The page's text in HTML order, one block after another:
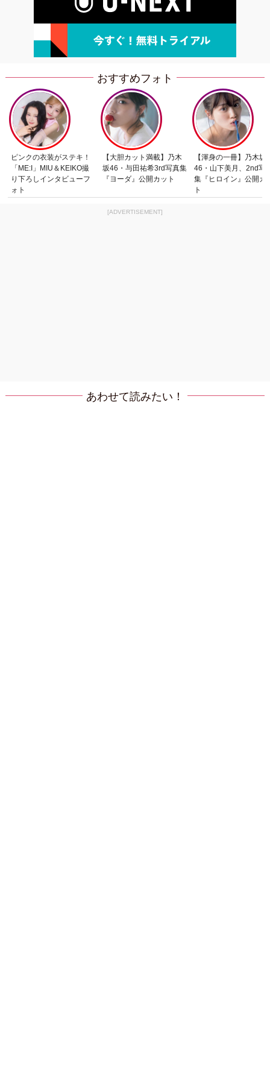
おすすめフォト
ピンクの衣装がステキ！
「ME:I」MIU＆KEIKO撮
り下ろしインタビューフ
ォト
【大胆カット満載】乃木
坂46・与田祐希3rd写真集
『ヨーダ』公開カット
【渾身の一冊】乃木坂
46・山下美月、2nd写
集『ヒロイン』公開カ
ト
[ADVERTISEMENT]
あわせて読みたい！